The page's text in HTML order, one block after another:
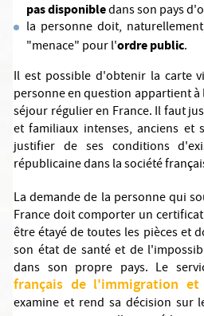
pas disponibledans son pays
la personne doit,
"menace" pour l'ordre public.
Il est possible d'obtenir la carte
personne en question appartient
séjour régulier en France. Il faut
et familiaux intenses, anciens et
justifier de ses conditions
républicaine dans la société
La demande de la personne qui
France doit comporter un
être étayé de toutes les pièces et
son état de santé et de
dans son propre pays. Le
français de l'immigration
examine et rend sa décision sur